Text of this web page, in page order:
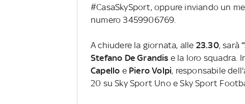
#CasaSkySport, oppure inviando un
numero 3459906769.
A chiudere la giornata, alle 23.30, sarà
Stefano De Grandis e la loro squadra.
Capello ePiero Volpi, responsabile
20 su Sky Sport Uno e Sky Sport